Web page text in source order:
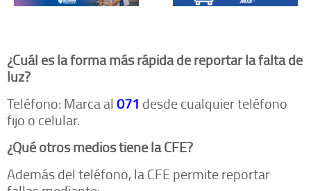
¿Cuál es la forma más rápida de reportar la falta de
luz?
Teléfono: Marca al 071 desde cualquier teléfono
fijo o celular.
¿Qué otros medios tiene la CFE?
Además del teléfono, la CFE permite reportar